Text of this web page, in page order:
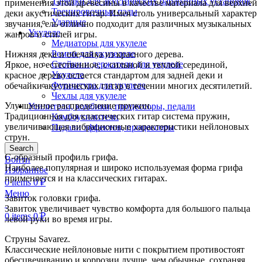
Тренировочные пэды
Ударные
Укулеле
Медиаторы для укулеле
Ремни для укулелеле
Стойки и держатели для укулеле
Укулеле
Фурнитура для укулеле
Чехлы для укулеле
Усилители, комбики, процессоры, педали
Комбоусилители
Педали эффектов, процессоры
Search
Войти
Избранное
0items 0₽
Меню
0items 0₽
применения этой древесины в качестве материала для верхней
деки акустических гитар. Имея столь универсальный характер
звучания, ель отлично подходит для различных музыкальных
жанров и стилей игры.
Нижняя дека и обечайка из красного дерева.
Яркое, но естественное, с сильной и теплой серединой,
красное дерево остается стандартом для задней деки и
обечайки акустических гитар в течении многих десятилетий.
Улучшенное распределение пружин.
Традиционная для классических гитар система пружин,
увеличивающая вибрационные характеристики нейлоновых
струн.
С-образный профиль грифа.
Наиболее популярная и широко используемая форма грифа
применяется и на классических гитарах.
Завиток головки грифа.
Завиток увеличивает чувство комфорта для большого пальца
левой руки во время игры.
Струны Savarez.
Классические нейлоновые нити с покрытием противостоят
обесцвечиванию и коррозии лучше, чем обычные, сохраняя